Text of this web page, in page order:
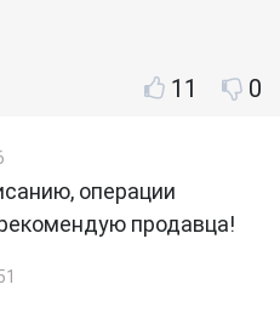
11
0
операции
продавца!